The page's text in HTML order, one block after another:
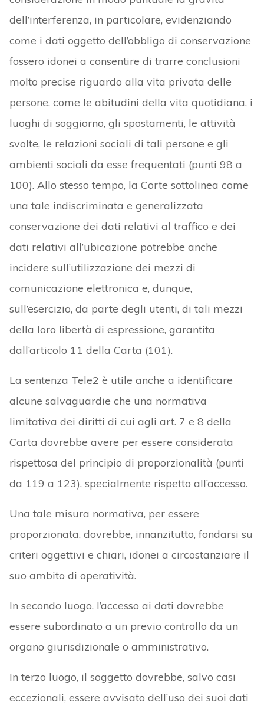
dell’interferenza, in particolare, evidenziando
come i dati oggetto dell’obbligo di conservazione
fossero idonei a consentire di trarre conclusioni
molto precise riguardo alla vita privata delle
persone, come le abitudini della vita quotidiana, i
luoghi di soggiorno, gli spostamenti, le attività
svolte, le relazioni sociali di tali persone e gli
ambienti sociali da esse frequentati (punti 98 a
100). Allo stesso tempo, la Corte sottolinea come
una tale indiscriminata e generalizzata
conservazione dei dati relativi al traffico e dei
dati relativi all’ubicazione potrebbe anche
incidere sull’utilizzazione dei mezzi di
comunicazione elettronica e, dunque,
sull’esercizio, da parte degli utenti, di tali mezzi
della loro libertà di espressione, garantita
dall’articolo 11 della Carta (101).
La sentenza Tele2 è utile anche a identificare
alcune salvaguardie che una normativa
limitativa dei diritti di cui agli art. 7 e 8 della
Carta dovrebbe avere per essere considerata
rispettosa del principio di proporzionalità (punti
da 119 a 123), specialmente rispetto all’accesso.
Una tale misura normativa, per essere
proporzionata, dovrebbe, innanzitutto, fondarsi su
criteri oggettivi e chiari, idonei a circostanziare il
suo ambito di operatività.
In secondo luogo, l’accesso ai dati dovrebbe
essere subordinato a un previo controllo da un
organo giurisdizionale o amministrativo.
In terzo luogo, il soggetto dovrebbe, salvo casi
eccezionali, essere avvisato dell’uso dei suoi dati